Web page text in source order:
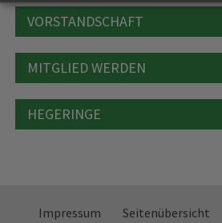
VORSTANDSCHAFT
MITGLIED WERDEN
HEGERINGE
Impressum Seitenübersicht